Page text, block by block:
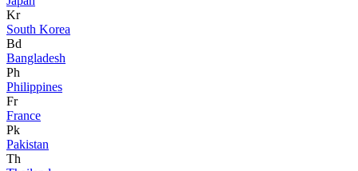
Kr
South Korea
Bd
Bangladesh
Ph
Philippines
Fr
France
Pk
Pakistan
Th